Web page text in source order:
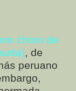
choro de
, de
peruano